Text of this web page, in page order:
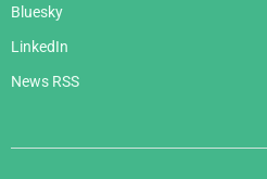
Bluesky
LinkedIn
News RSS